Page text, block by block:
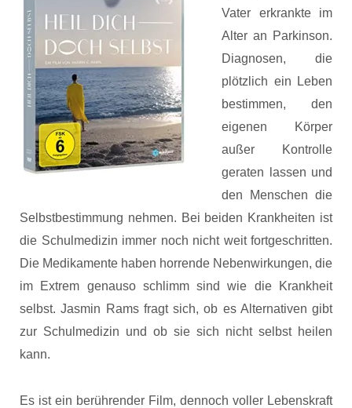
Vater erkrankte im
Alter an Parkinson.
Diagnosen, die
plötzlich ein Leben
bestimmen, den
eigenen Körper
außer Kontrolle
geraten lassen und
den Menschen die
Selbstbestimmung nehmen. Bei beiden Krankheiten ist
die Schulmedizin immer noch nicht weit fortgeschritten.
Die Medikamente haben horrende Nebenwirkungen, die
im Extrem genauso schlimm sind wie die Krankheit
selbst. Jasmin Rams fragt sich, ob es Alternativen gibt
zur Schulmedizin und ob sie sich nicht selbst heilen
kann.
Es ist ein berührender Film, dennoch voller Lebenskraft